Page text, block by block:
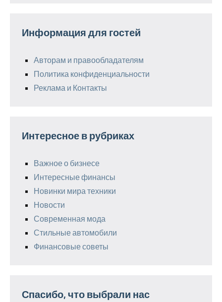
Информация для гостей
Авторам и правообладателям
Политика конфиденциальности
Реклама и Контакты
Интересное в рубриках
Важное о бизнесе
Интересные финансы
Новинки мира техники
Новости
Современная мода
Стильные автомобили
Финансовые советы
Спасибо, что выбрали нас